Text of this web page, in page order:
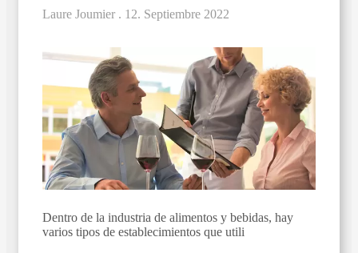
Laure Joumier . 12. Septiembre 2022
Dentro de la industria de alimentos y bebidas, hay
varios tipos de establecimientos que utili